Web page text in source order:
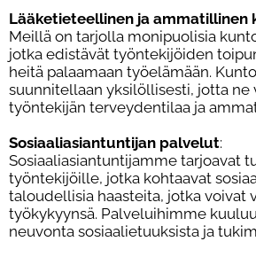
Lääketieteellinen ja ammatillinen
Meillä on tarjolla monipuolisia
jotka edistävät työntekijöiden
heitä palaamaan työelämään.
suunnitellaan yksilöllisesti, jotta ne
työntekijän terveydentilaa ja
Sosiaaliasiantuntijan palvelut:
Sosiaaliasiantuntijamme tarjoavat
työntekijöille, jotka kohtaavat
taloudellisia haasteita, jotka voivat
työkykyynsä. Palveluihimme
neuvonta sosiaalietuuksista ja